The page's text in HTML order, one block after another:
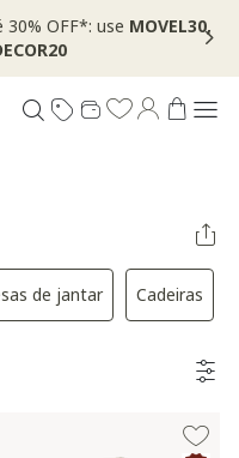
30% OFF*: use MOVEL30,
Atualmente refinado por
de jantar
Refinar por Categoria:
Cadeiras
Refinar